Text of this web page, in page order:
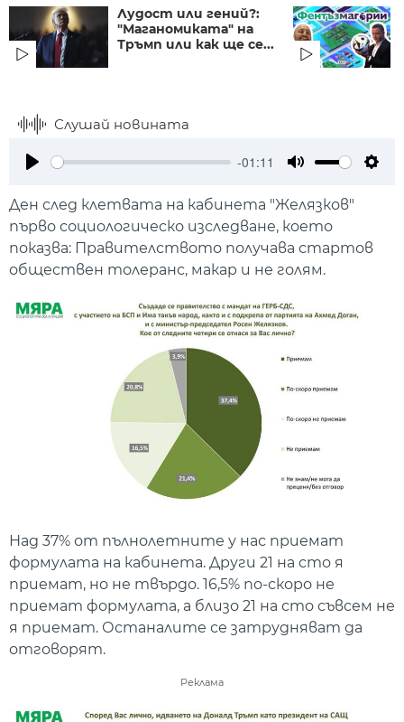
Лудост или гений?:
"Маганомиката" на
Тръмп или как ще се...
Слушай новината
-01:11
Ден след клетвата на кабинета "Желязков"
първо социологическо изследване, което
показва: Правителството получава стартов
обществен толеранс, макар и не голям.
Над 37% от пълнолетните у нас приемат
формулата на кабинета. Други 21 на сто я
приемат, но не твърдо. 16,5% по-скоро не
приемат формулата, а близо 21 на сто съвсем не
я приемат. Останалите се затрудняват да
отговорят.
Реклама